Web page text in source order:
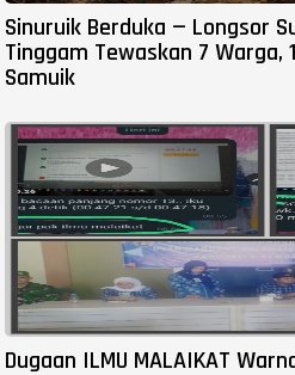
Sinuruik Berduka — Longsor
Tinggam Tewaskan 7 Warga,
Samuik
Dugaan ILMU MALAIKAT